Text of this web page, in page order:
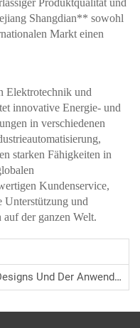
Produktqualität und
Shangdian** sowohl
Markt einen
Elektrotechnik und
innovative Energie- und
in verschiedenen
starken Fähigkeiten in
Kundenservice,
und
der ganzen Welt.
Von Niederspannungsverteiltschränken